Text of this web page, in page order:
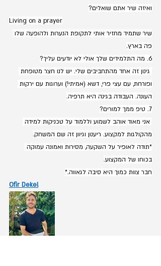
ואיזה שיר אתם שואלים?
Living on a prayer
שיר שתמיד מחזיר אותי לתקופת הנערות ולהופעה שלו
פה בארץ.
6. מה התלמידים שלך אולי לא יודעים עליך?
גינון זה אחד מהתחביבים שלי. יש לנו חצר מטופחת
ופורחת, עם עצי פרי, דשא (אמיתי!) וערוגות עם ירקות
העונה. העבודה בגינה היא תרפיה.
7. טיפ ממך למורים?
אני מאוד אוהב לשמוע וללמוד על טכניקות למידה
מהקולגות למקצוע. ריענון וגיוון זה שם המשחק.
*תודה לאופיר על השקעה, מסירות ואמונה עמוקה
בכוחו של המקצוע.
חבר צוות כמוך היא סיבה לגאווה.*
Ofir Dekel